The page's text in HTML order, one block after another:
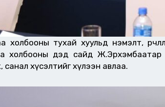
холбооны тухай хуульд нэмэлт,
холбооны дэд сайд Ж.Эрхэмбаатар
санал хүсэлтийг хүлээн авлаа.